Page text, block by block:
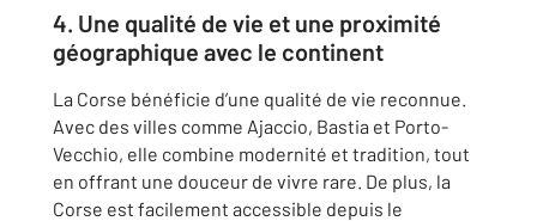
4. Une qualité de vie et une proximité
géographique avec le continent
La Corse bénéficie d’une qualité de vie reconnue.
Avec des villes comme Ajaccio, Bastia et Porto-
Vecchio, elle combine modernité et tradition, tout
en offrant une douceur de vivre rare. De plus, la
Corse est facilement accessible depuis le